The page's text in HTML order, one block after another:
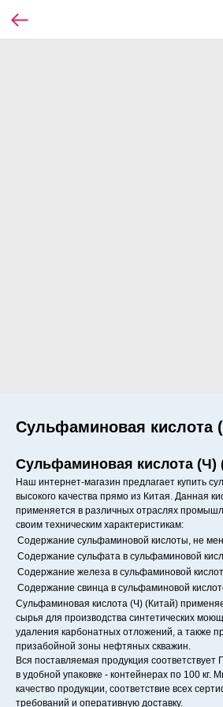
Сульфаминовая кислота
Сульфаминовая кислота (Ч)
Наш интернет-магазин предлагает купить
высокого качества прямо из Китая. Данная
применяется в различных отраслях
своим техническим характеристикам:
Содержание сульфаминовой кислоты, не
Содержание сульфата в сульфаминовой
Содержание железа в сульфаминовой
Содержание свинца в сульфаминовой
Сульфаминовая кислота (Ч) (Китай)
сырья для производства синтетических
удаления карбонатных отложений, а также
призабойной зоны нефтяных скважин.
Вся поставляемая продукция
в удобной упаковке - контейнерах по 100 кг.
качество продукции, соответствие всех
требований и оперативную доставку.